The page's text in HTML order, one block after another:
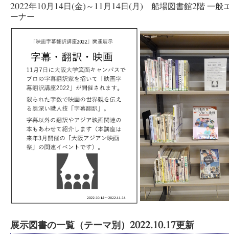
2022年10月14日(金)～11月14日(月) 船場図書館2階 一般
ーナー
展示図書の一覧（テーマ別）2022.10.17更新